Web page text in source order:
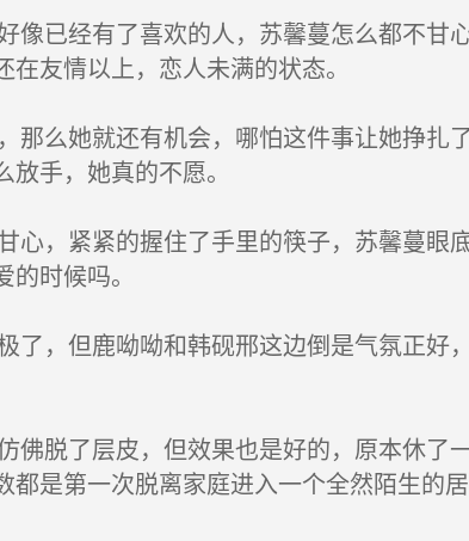
已经有了喜欢的人，苏馨蔓怎么都不甘
友情以上，恋人未满的状态。
么她就还有机会，哪怕这件事让她挣扎
手，她真的不愿。
，紧紧的握住了手里的筷子，苏馨蔓眼
时候吗。
，但鹿呦呦和韩砚邢这边倒是气氛正好
脱了层皮，但效果也是好的，原本休了
都是第一次脱离家庭进入一个全然陌生的